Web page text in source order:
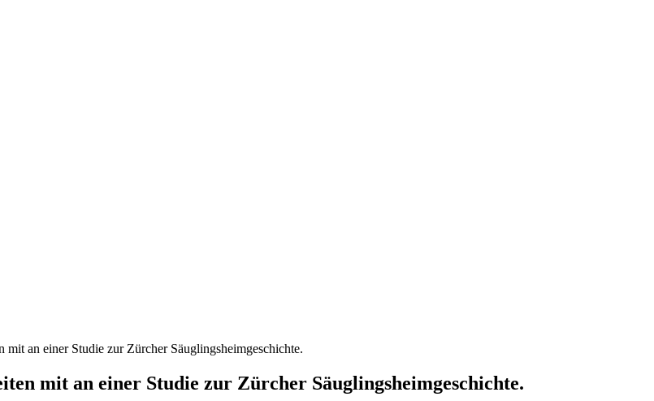
an einer Studie zur Zürcher Säuglingsheimgeschichte.
mit an einer Studie zur Zürcher Säuglingsheimgeschichte.